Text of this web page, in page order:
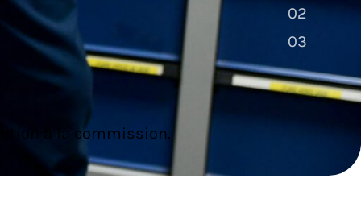
à la commission.
02
03
02
03